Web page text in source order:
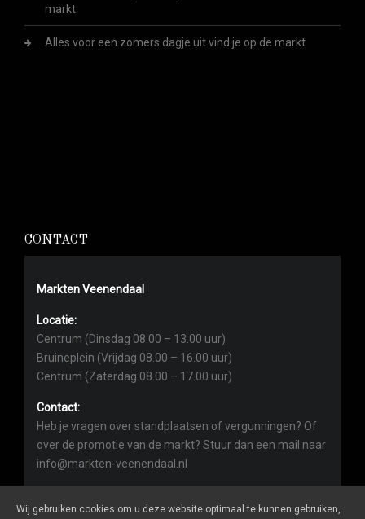
markt
Alles voor een zomers dagje uit vind je op de markt
CONTACT
Markten Veenendaal
Locatie:
Centrum (Dinsdag 08.00 – 13.00 uur)
Bruineplein (Vrijdag 08.00 – 16.00 uur)
Centrum (Zaterdag 08.00 – 17.00 uur)
Contact:
Heb je vragen over standplaatsen of vergunningen? Of
over de promotie van de markt? Stuur dan een mail naar
info@markten-veenendaal.nl
Wij gebruiken cookies om u deze website optimaal te kunnen gebruiken,